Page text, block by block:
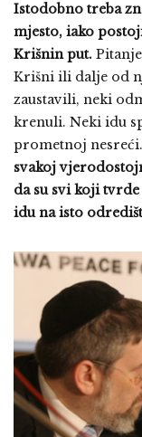
Istodobno treba
mjesto, iako
Krišnin put.
Krišni ili dalje od
zaustavili, neki
krenuli. Neki idu
prometnoj nesreći.
svakoj
da su svi koji
idu na isto